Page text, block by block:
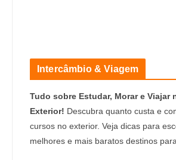
Intercâmbio & Viagem
Tudo sobre Estudar, Morar e Viajar
Exterior! Descubra quanto custa e
cursos no exterior. Veja dicas para
melhores e mais baratos destinos